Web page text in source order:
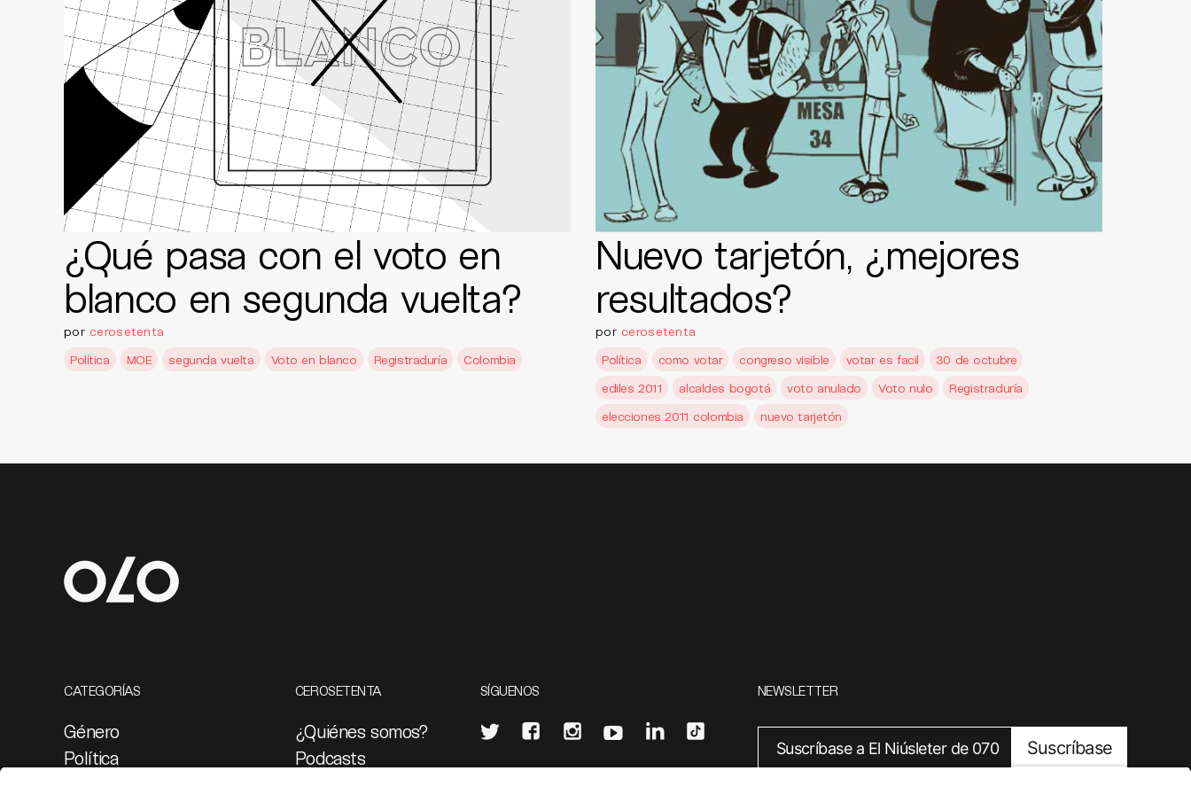
¿Qué pasa con el voto en
blanco en segunda vuelta?
por cerosetenta
Política
MOE segunda vuelta Voto en blanco Registraduría Colombia
Nuevo tarjetón, ¿mejores
resultados?
por cerosetenta
Política
como votar congreso visible votar es facil
30 de octubre
ediles 2011
alcaldes bogotá voto anulado Voto nulo
Registraduría
elecciones 2011 colombia
nuevo tarjetón
CATEGORÍAS
Género
Política
CEROSETENTA
¿Quiénes somos?
Podcasts
SÍGUENOS NEWSLETTER
Suscríbase